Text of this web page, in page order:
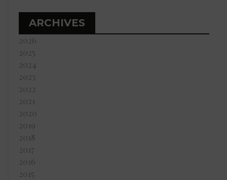
ARCHIVES
2026
2025
2024
2023
2022
2021
2020
2019
2018
2017
2016
2015